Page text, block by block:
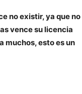
no existir, ya que no
vence su licencia
muchos, esto es un